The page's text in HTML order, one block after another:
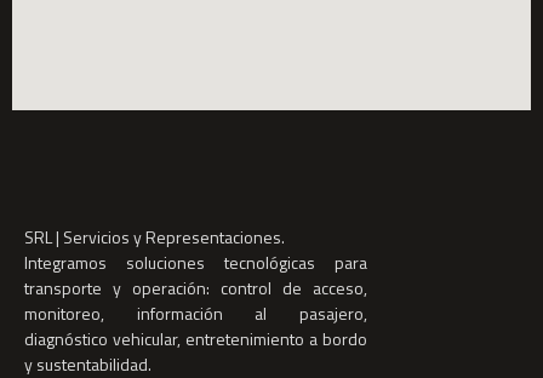
SRL | Servicios y Representaciones.
Integramos soluciones tecnológicas para
transporte y operación: control de acceso,
monitoreo, información al pasajero,
diagnóstico vehicular, entretenimiento a bordo
y sustentabilidad.